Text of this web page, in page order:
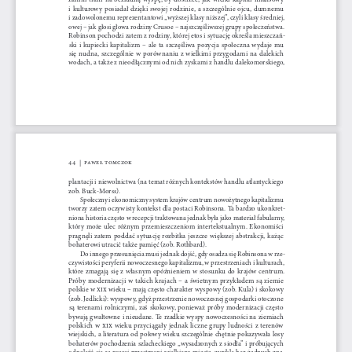
i  kulturowy  posiadał  dzięki  swojej  rodzinie,  a  szczególnie  ojcu,  dumnemu
i zadowolonemu reprezentantowi „wyższej klasy niższej”, czyli klasy średniej,
owej – jak głosi głowa rodziny Crusoe – najszczęśliwszej grupy społeczeństwa.
Robinson pochodzi zatem z rodziny, której etos i sytuację określa mieszczań-
ski  i  kupiecki  kapitalizm  –  ale  ta  szczęśliwa  pozycja  społeczna  wydaje  mu
się  nudna,  szczególnie  w  porównaniu  z  wielkimi  przygodami  na  dalekich
wodach, a także z nieodłącznymi od nich zyskami z handlu dalekomorskiego,
44  |  Paweł  Tomczok
plantacji i niewolnictwa (na temat różnych kontekstów handlu atlantyckiego
zob. Buck-Morss).
Społeczny i ekonomiczny system krajów centrum nowożytnego kapitalizmu
tworzy zatem oczywisty kontekst dla postaci Robinsona. Ta bardzo ukonkret-
niona historia często w recepcji traktowana jednak była jako materiał fabularny,
który  może  ulec  różnym  przemieszczeniom  intertekstualnym.  Ekonomiści
pragnęli  zatem  poddać  sytuację  rozbitka  jeszcze  większej  abstrakcji,  każąc
bohaterowi utracić także pamięć (zob. Rothbard).
Do innego przesunięcia musi jednak dojść, gdy osadza się Robinsona w rze-
czywistości peryferii nowoczesnego kapitalizmu, w przestrzeniach i kulturach,
które  zmagają  się  z  własnym  opóźnieniem  w  stosunku  do  krajów  centrum.
Próby  modernizacji  w  takich  krajach  –  a  świetnym  przykładem  są  ziemie
polskie w XIX wieku – mają często charakter wyspowy (zob. Kula) i skokowy
(zob. Jedlicki): wyspowy, gdyż przestrzenie nowoczesnej gospodarki otoczone
są  terenami  rolniczymi,  zaś  skokowy,  ponieważ  próby  modernizacji  często
bywają gwałtowne i nieudane. Te rzadkie wyspy nowoczesności na ziemiach
polskich  w XIX  wieku  przyciągały  jednak  liczne  grupy  ludności  z  terenów
wiejskich, a literatura od połowy wieku szczególnie chętnie pokazywała losy
bohaterów pochodzenia szlacheckiego „wysadzonych z siodła” i próbujących